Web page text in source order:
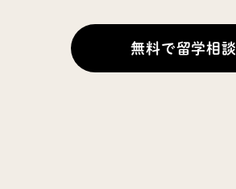
無料で留学相談